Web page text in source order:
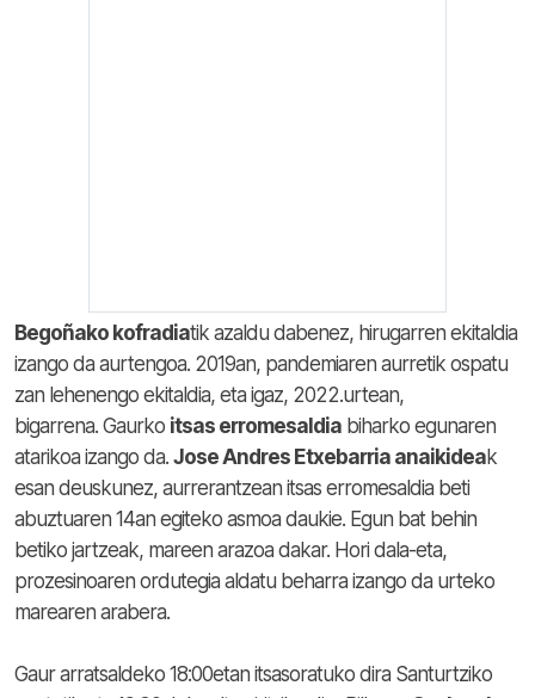
Begoñako kofradiatik azaldu dabenez, hirugarren ekitaldia
izango da aurtengoa. 2019an, pandemiaren aurretik ospatu
zan lehenengo ekitaldia, eta igaz, 2022.urtean,
bigarrena. Gaurko itsas erromesaldia biharko egunaren
atarikoa izango da. Jose Andres Etxebarria anaikideak
esan deuskunez, aurrerantzean itsas erromesaldia beti
abuztuaren 14an egiteko asmoa daukie. Egun bat behin
betiko jartzeak, mareen arazoa dakar. Hori dala-eta,
prozesinoaren ordutegia aldatu beharra izango da urteko
marearen arabera.
Gaur arratsaldeko 18:00etan itsasoratuko dira Santurtziko